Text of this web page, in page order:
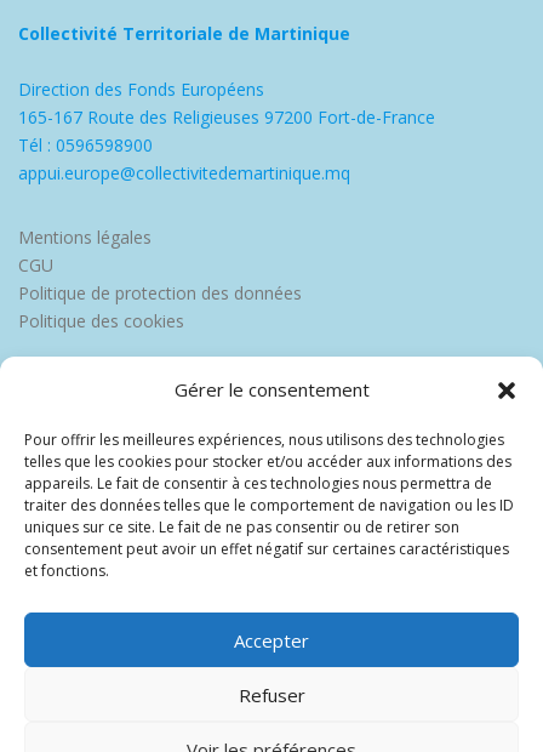
Gérer le consentement
Pour offrir les meilleures expériences, nous utilisons des technologies
telles que les cookies pour stocker et/ou accéder aux informations des
appareils. Le fait de consentir à ces technologies nous permettra de
traiter des données telles que le comportement de navigation ou les ID
uniques sur ce site. Le fait de ne pas consentir ou de retirer son
consentement peut avoir un effet négatif sur certaines caractéristiques
et fonctions.
Accepter
Refuser
Collectivité Territoriale de Martinique
Direction des Fonds Européens
165-167 Route des Religieuses 97200 Fort-de-France
Tél : 0596598900
appui.europe@collectivitedemartinique.mq
Mentions légales
CGU
Politique de protection des données
Politique des cookies